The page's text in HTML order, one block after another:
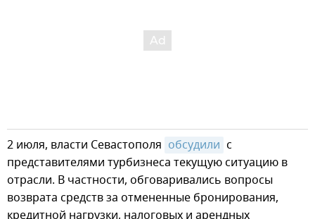
2 июля, власти Севастополя обсудили с
представителями турбизнеса текущую ситуацию в
отрасли. В частности, обговаривались вопросы
возврата средств за отмененные бронирования,
кредитной нагрузки, налоговых и арендных